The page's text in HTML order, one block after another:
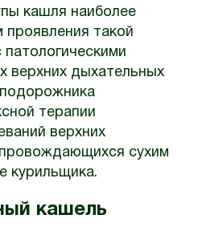
кашля наиболее
такой
верхних дыхательных
терапии
верхних
сухим
курильщика.
кашель